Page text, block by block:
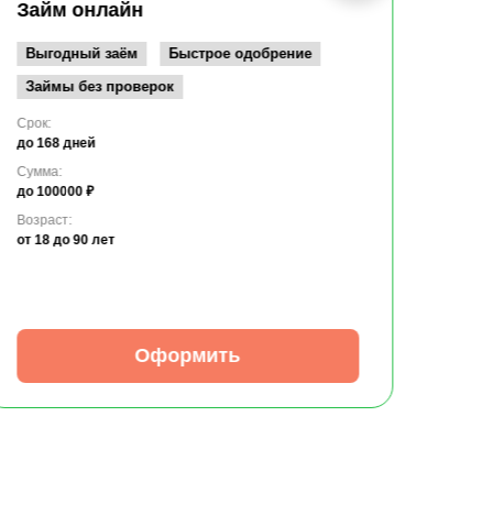
Займ онлайн
Выгодный заём
Быстрое одобрение
Займы без проверок
Срок:
до 168 дней
Сумма:
до 100000 ₽
Возраст:
от 18 до 90 лет
Оформить